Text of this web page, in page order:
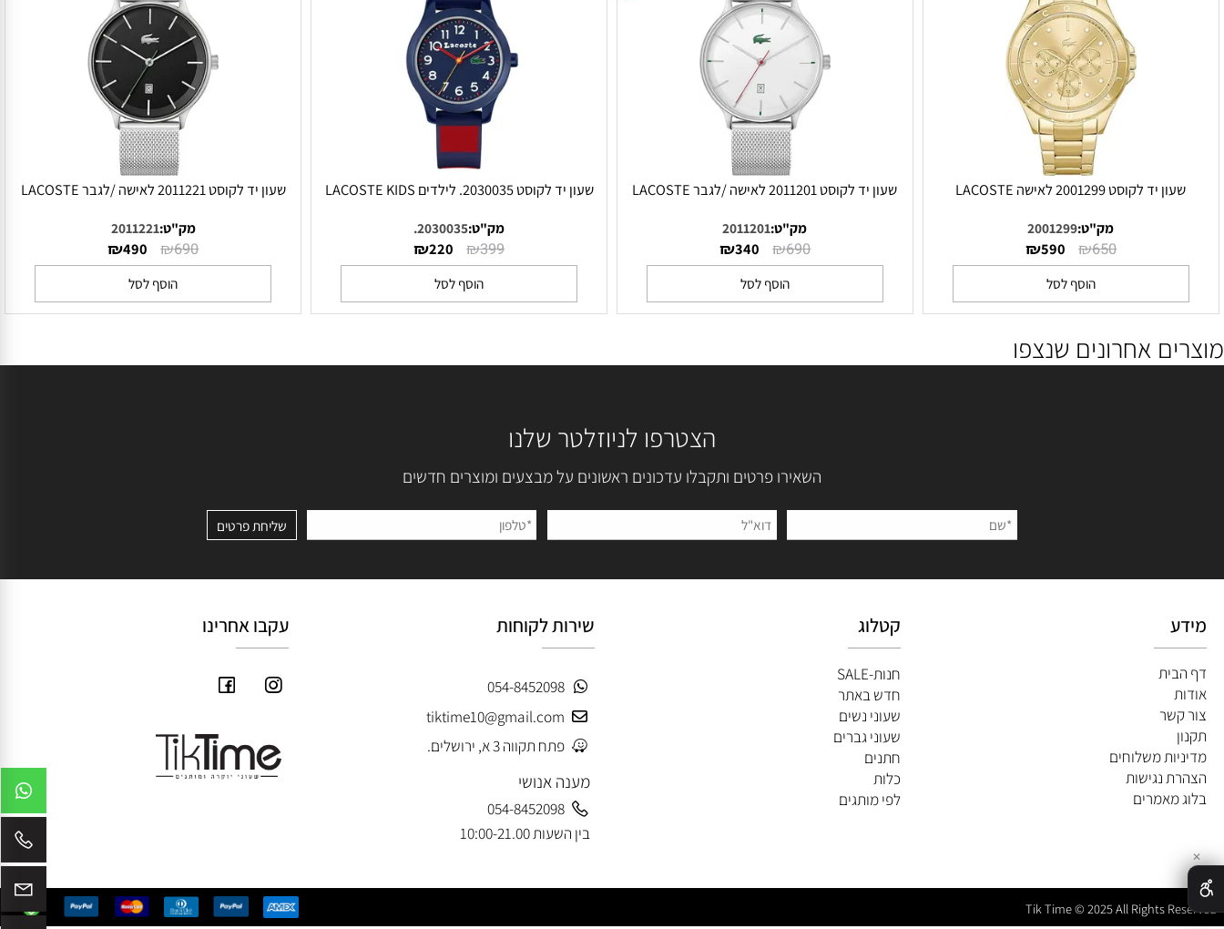
2001299
₪650
₪590
הוסף לסל
מבצע ענק!!
2011201
₪690
₪340
2030035.
₪399
₪220
מק"ט:2011221
₪690
₪490
הצטרפו לניוזלטר שלנו
השאירו פרטים ותקבלו עדכונים ראשונים על מבצעים ומוצרים חדשים
קטלוג
חדש באתר
שעוני נשים
שעוני גברים
שירות לקוחות
054-8452098
tiktime10@gmail.com
פתח תקווה 3 א, ירושלים.
054-8452098
עקבו אחרינו